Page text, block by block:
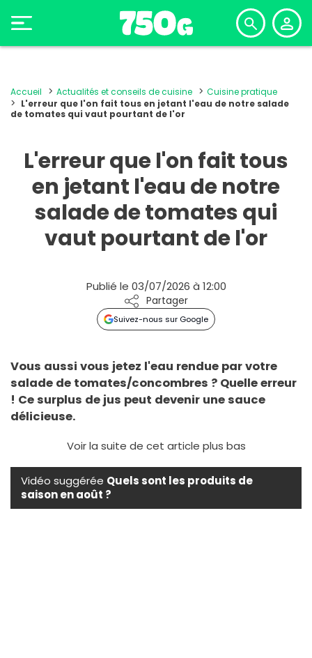
Accueil Actualités et conseils de cuisine
Cuisine pratique
L'erreur que l'on fait tous en jetant l'eau de notre salade
de tomates qui vaut pourtant de l'or
L'erreur que l'on fait tous
en jetant l'eau de notre
salade de tomates qui
vaut pourtant de l'or
Publié le 03/07/2026 à 12:00
Partager
Suivez-nous sur Google
Vous aussi vous jetez l'eau rendue par votre
salade de tomates/concombres ? Quelle erreur
! Ce surplus de jus peut devenir une sauce
délicieuse.
Voir la suite de cet article plus bas
Vidéo suggérée Quels sont les produits de
saison en août ?